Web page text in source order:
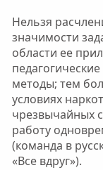
Нельзя
значимости
области ее
методы; тем
условиях
чрезвычайных
работу
(команда в
«Все вдруг»).